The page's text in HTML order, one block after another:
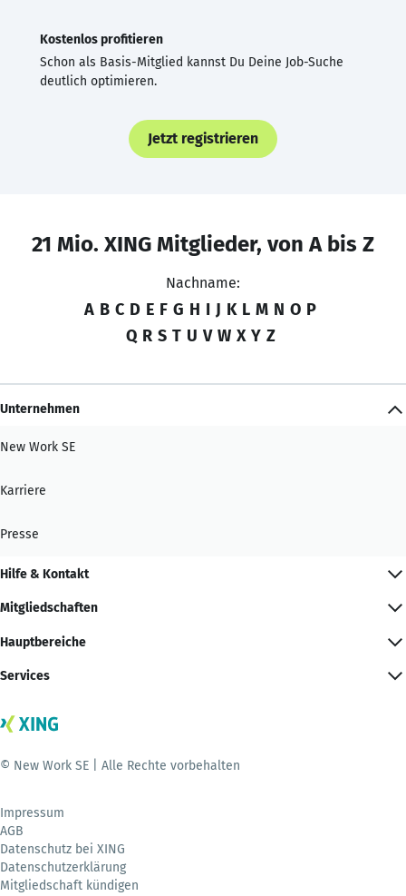
Kostenlos profitieren
Schon als Basis-Mitglied kannst Du Deine Job-Suche
deutlich optimieren.
Jetzt registrieren
21 Mio. XING Mitglieder, von A bis Z
Nachname:
A B C D E F G H I J K L M N O P
Q R S T U V W X Y Z
Unternehmen
New Work SE
Karriere
Presse
Hilfe & Kontakt
Mitgliedschaften
Hauptbereiche
Services
© New Work SE | Alle Rechte vorbehalten
Impressum
AGB
Datenschutz bei XING
Datenschutzerklärung
Mitgliedschaft kündigen